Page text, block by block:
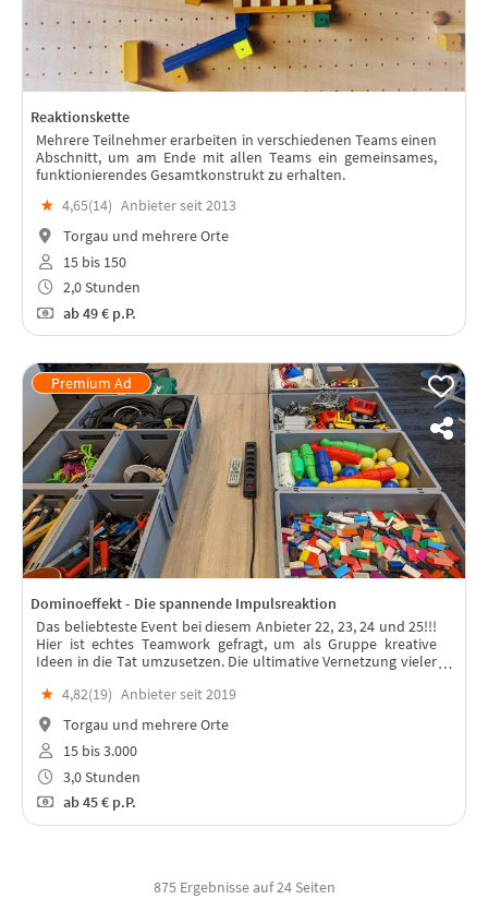
Reaktionskette
Mehrere Teilnehmer erarbeiten in verschiedenen Teams einen
Abschnitt, um am Ende mit allen Teams ein gemeinsames,
funktionierendes Gesamtkonstrukt zu erhalten.
★ 4,65(14) Anbieter seit 2013
Torgau und mehrere Orte
15 bis 150
2,0 Stunden
ab49 € p.P.
Dominoeffekt - Die spannende Impulsreaktion
Das beliebteste Event bei diesem Anbieter 22, 23, 24 und 25!!!
Hier ist echtes Teamwork gefragt, um als Gruppe kreative
Ideen in die Tat umzusetzen. Die ultimative Vernetzung vieler
Dein Team.
★ 4,82(19) Anbieter seit 2019
Torgau und mehrere Orte
15 bis 3.000
3,0 Stunden
ab45 € p.P.
875 Ergebnisse auf 24 Seiten